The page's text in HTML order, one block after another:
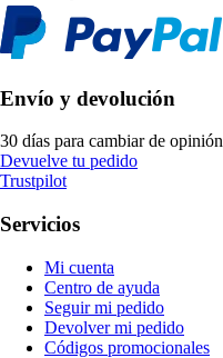
Envío y devolución
30 días para cambiar de opinión
Devuelve tu pedido
Trustpilot
Servicios
Mi cuenta
Centro de ayuda
Seguir mi pedido
Devolver mi pedido
Códigos promocionales